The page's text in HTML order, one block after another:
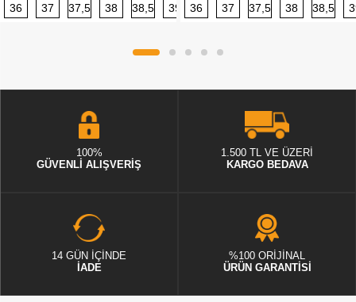
36 37 37,5 38 38,5 39 40 40,5 41 42 42,5
36 37 37,5 38 38,5
100%
GÜVENLİ ALIŞVERİŞ
1.500 TL VE ÜZERİ
KARGO BEDAVA
14 GÜN İÇİNDE
İADE
%100 ORİJİNAL
ÜRÜN GARANTİSİ